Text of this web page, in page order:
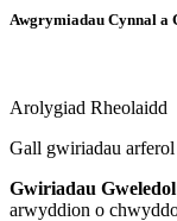
Awgrymiadau Cynnal a
Arolygiad Rheolaidd
Gall gwiriadau
Gwiriadau
arwyddion o